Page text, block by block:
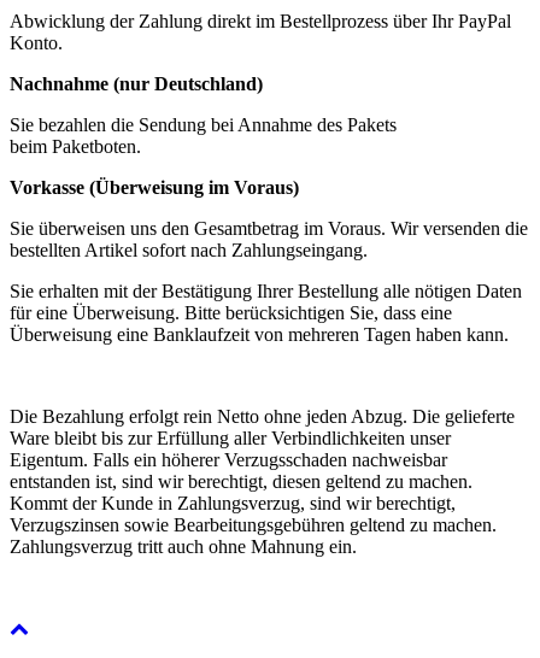
Abwicklung der Zahlung direkt im Bestellprozess über Ihr PayPal
Konto.
Nachnahme (nur Deutschland)
Sie bezahlen die Sendung bei Annahme des Pakets
beim Paketboten.
Vorkasse (Überweisung im Voraus)
Sie überweisen uns den Gesamtbetrag im Voraus. Wir versenden die
bestellten Artikel sofort nach Zahlungseingang.
Sie erhalten mit der Bestätigung Ihrer Bestellung alle nötigen Daten
für eine Überweisung. Bitte berücksichtigen Sie, dass eine
Überweisung eine Banklaufzeit von mehreren Tagen haben kann.
Die Bezahlung erfolgt rein Netto ohne jeden Abzug. Die gelieferte
Ware bleibt bis zur Erfüllung aller Verbindlichkeiten unser
Eigentum. Falls ein höherer Verzugsschaden nachweisbar
entstanden ist, sind wir berechtigt, diesen geltend zu machen.
Kommt der Kunde in Zahlungsverzug, sind wir berechtigt,
Verzugszinsen sowie Bearbeitungsgebühren geltend zu machen.
Zahlungsverzug tritt auch ohne Mahnung ein.